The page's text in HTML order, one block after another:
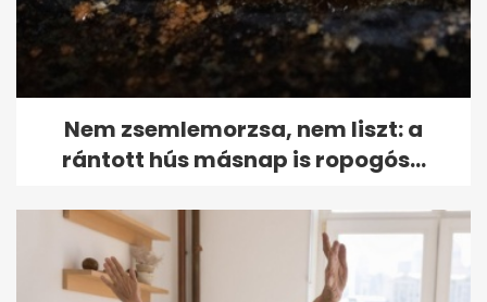
Nem zsemlemorzsa, nem liszt: a
rántott hús másnap is ropogós...